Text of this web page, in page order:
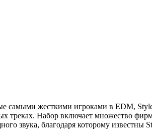
самыми жесткими игроками в EDM,
треках. Набор включает множество
звука, благодаря которому известны